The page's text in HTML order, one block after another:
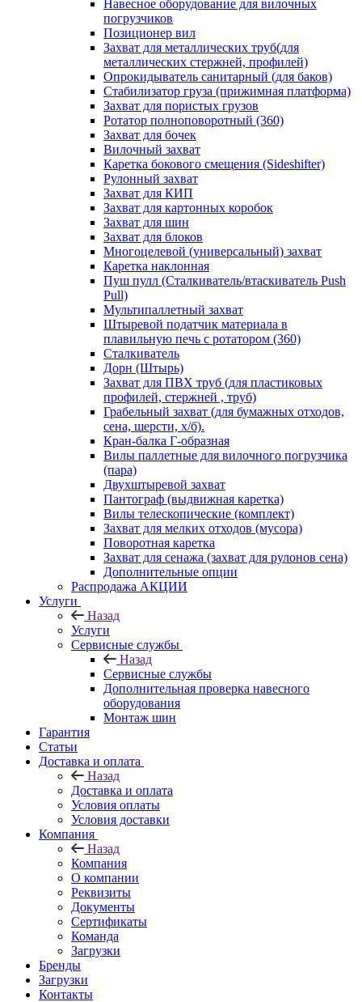
Навесное оборудование для вилочных
погрузчиков
Позиционер вил
Захват для металлических труб(для
металлических стержней, профилей)
Опрокидыватель санитарный (для баков)
Стабилизатор груза (прижимная платформа)
Захват для пористых грузов
Ротатор полноповоротный (360)
Захват для бочек
Вилочный захват
Каретка бокового смещения (Sideshifter)
Рулонный захват
Захват для КИП
Захват для картонных коробок
Захват для шин
Захват для блоков
Многоцелевой (универсальный) захват
Каретка наклонная
Пуш пулл (Сталкиватель/втаскиватель Push
Pull)
Мультипаллетный захват
Штыревой податчик материала в
плавильную печь с ротатором (360)
Сталкиватель
Дорн (Штырь)
Захват для ПВХ труб (для пластиковых
профилей, стержней , труб)
Грабельный захват (для бумажных отходов,
сена, шерсти, х/б).
Кран-балка Г-образная
Вилы паллетные для вилочного погрузчика
(пара)
Двухштыревой захват
Пантограф (выдвижная каретка)
Вилы телескопические (комплект)
Захват для мелких отходов (мусора)
Поворотная каретка
Захват для сенажа (захват для рулонов сена)
Дополнительные опции
Распродажа АКЦИИ
Услуги
Назад
Услуги
Сервисные службы
Назад
Сервисные службы
Дополнительная проверка навесного
оборудования
Монтаж шин
Гарантия
Статьи
Доставка и оплата
Назад
Доставка и оплата
Условия оплаты
Условия доставки
Компания
Назад
Компания
О компании
Реквизиты
Документы
Сертификаты
Команда
Загрузки
Бренды
Загрузки
Контакты